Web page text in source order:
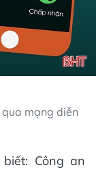
mạng diễn
Công an